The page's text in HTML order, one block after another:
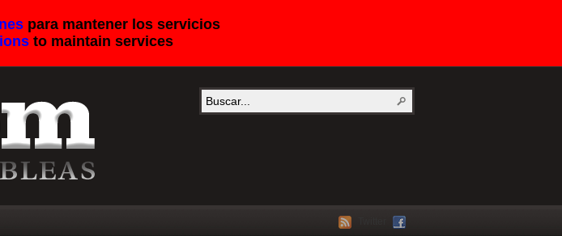
para mantener los servicios
to maintain services